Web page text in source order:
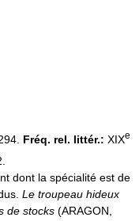
Fréq. rel. littér.: XIXe
dont la spécialité est de
Le troupeau hideux
de stocks (ARAGON,